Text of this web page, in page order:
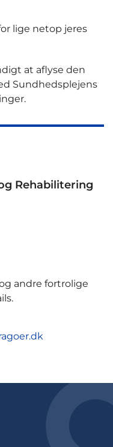
lige netop jeres
at aflyse den
Sundhedsplejens
Rehabilitering
andre fortrolige